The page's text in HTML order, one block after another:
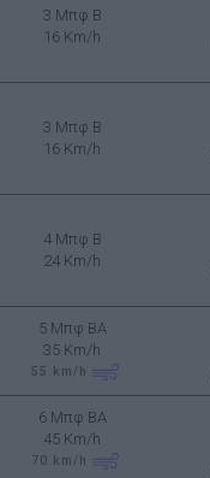
3 Μπφ B
16 Km/h
3 Μπφ B
16 Km/h
4 Μπφ B
24 Km/h
5 Μπφ BA
35 Km/h
55 km/h
6 Μπφ BA
45 Km/h
70 km/h